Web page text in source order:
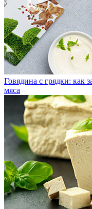
Говядина с грядки: как
мяса